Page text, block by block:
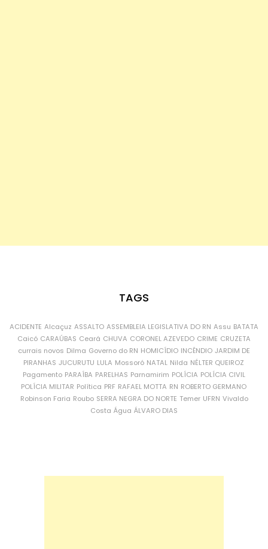
TAGS
ACIDENTE Alcaçuz ASSALTO ASSEMBLEIA LEGISLATIVA DO RN Assu BATATA
Caicó CARAÚBAS Ceará CHUVA CORONEL AZEVEDO CRIME CRUZETA
currais novos Dilma Governo do RN HOMICÍDIO INCÊNDIO JARDIM DE
PIRANHAS JUCURUTU LULA Mossoró NATAL Nilda NÉLTER QUEIROZ
Pagamento PARAÍBA PARELHAS Parnamirim POLÍCIA POLÍCIA CIVIL
POLÍCIA MILITAR Política PRF RAFAEL MOTTA RN ROBERTO GERMANO
Robinson Faria Roubo SERRA NEGRA DO NORTE Temer UFRN Vivaldo
Costa Água ÁLVARO DIAS